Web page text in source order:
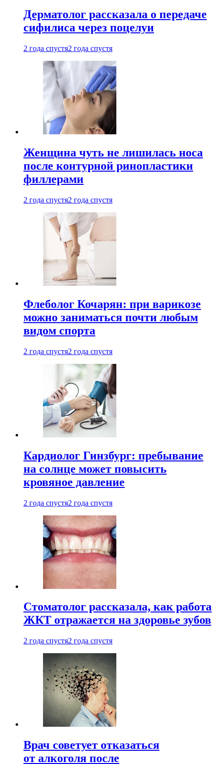
Дерматолог рассказала о передаче
сифилиса через поцелуи
2 года спустя2 года спустя
Женщина чуть не лишилась носа
после контурной ринопластики
филлерами
2 года спустя2 года спустя
Флеболог Кочарян: при варикозе
можно заниматься почти любым
видом спорта
2 года спустя2 года спустя
Кардиолог Гинзбург: пребывание
на солнце может повысить
кровяное давление
2 года спустя2 года спустя
Стоматолог рассказала, как работа
ЖКТ отражается на здоровье зубов
2 года спустя2 года спустя
Врач советует отказаться
от алкоголя после